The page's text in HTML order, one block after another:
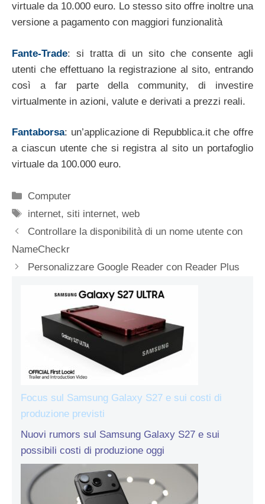
virtuale da 10.000 euro. Lo stesso sito offre inoltre una
versione a pagamento con maggiori funzionalità
Fante-Trade: si tratta di un sito che consente agli
utenti che effettuano la registrazione al sito, entrando
così a far parte della community, di investire
virtualmente in azioni, valute e derivati a prezzi reali.
Fantaborsa: un’applicazione di Repubblica.it che offre
a ciascun utente che si registra al sito un portafoglio
virtuale da 100.000 euro.
Categorie
Computer
Tag
internet,siti internet,web
Controllare la disponibilità di un nome utente con
NameCheckr
Personalizzare Google Reader con Reader Plus
Focus sul Samsung Galaxy S27 e sui costi di
produzione previsti
Nuovi rumors sul Samsung Galaxy S27 e sui
possibili costi di produzione oggi